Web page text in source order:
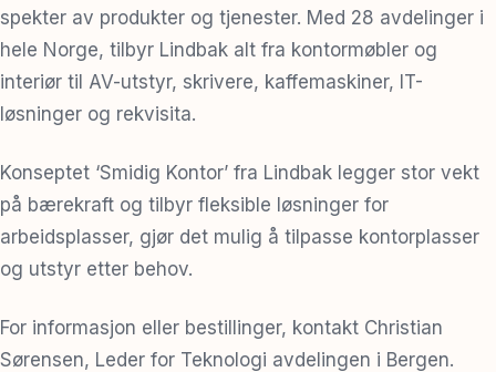
spekter av produkter og tjenester. Med 28 avdelinger i
hele Norge, tilbyr Lindbak alt fra kontormøbler og
interiør til AV-utstyr, skrivere, kaffemaskiner, IT-
løsninger og rekvisita.
Konseptet ‘Smidig Kontor’ fra Lindbak legger stor vekt
på bærekraft og tilbyr fleksible løsninger for
arbeidsplasser, gjør det mulig å tilpasse kontorplasser
og utstyr etter behov.
For informasjon eller bestillinger, kontakt Christian
Sørensen, Leder for Teknologi avdelingen i Bergen.